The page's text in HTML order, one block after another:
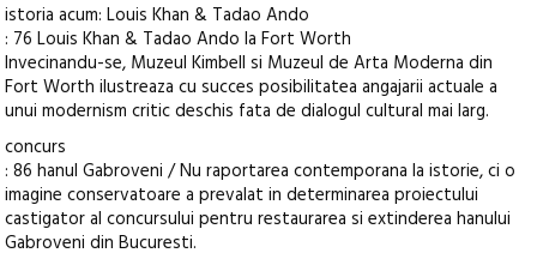
istoria acum: Louis Khan & Tadao Ando
: 76 Louis Khan & Tadao Ando la Fort Worth
Invecinandu-se, Muzeul Kimbell si Muzeul de Arta Moderna din
Fort Worth ilustreaza cu succes posibilitatea angajarii actuale a
unui modernism critic deschis fata de dialogul cultural mai larg.
concurs
: 86 hanul Gabroveni / Nu raportarea contemporana la istorie, ci o
imagine conservatoare a prevalat in determinarea proiectului
castigator al concursului pentru restaurarea si extinderea hanului
Gabroveni din Bucuresti.